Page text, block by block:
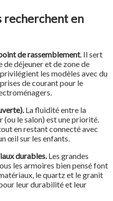
recherchent en
de rassemblement. Il sert
déjeuner et de zone de
les modèles avec du
de courant pour le
La fluidité entre la
(ou le salon) est une priorité.
en restant connecté avec
œil sur les enfants.
durables.Les grandes
les armoires bien pensé font
le quartz et le granit
leur durabilité et leur